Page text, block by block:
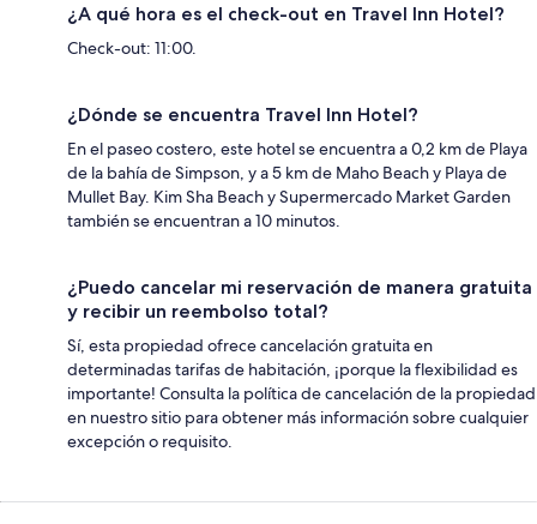
¿A qué hora es el check-out en Travel Inn Hotel?
Check-out: 11:00.
¿Dónde se encuentra Travel Inn Hotel?
En el paseo costero, este hotel se encuentra a 0,2 km de Playa
de la bahía de Simpson, y a 5 km de Maho Beach y Playa de
Mullet Bay. Kim Sha Beach y Supermercado Market Garden
también se encuentran a 10 minutos.
¿Puedo cancelar mi reservación de manera gratuita
y recibir un reembolso total?
Sí, esta propiedad ofrece cancelación gratuita en
determinadas tarifas de habitación, ¡porque la flexibilidad es
importante! Consulta la política de cancelación de la propiedad
en nuestro sitio para obtener más información sobre cualquier
excepción o requisito.